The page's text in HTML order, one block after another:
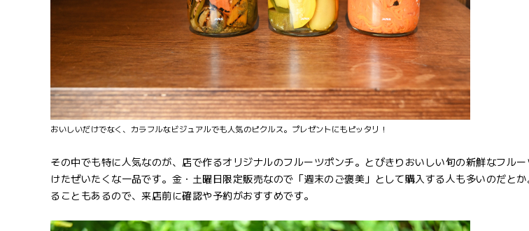
おいしいだけでなく、カラフルなビジュアルでも人気のピクルス。プレゼントにもピッタリ！
その中でも特に人気なのが、店で作るオリジナルのフルーツポンチ。とびきりおいしい旬の新鮮なフル
けたぜいたくな一品です。金・土曜日限定販売なので「週末のご褒美」として購入する人も多いのだと
ることもあるので、来店前に確認や予約がおすすめです。